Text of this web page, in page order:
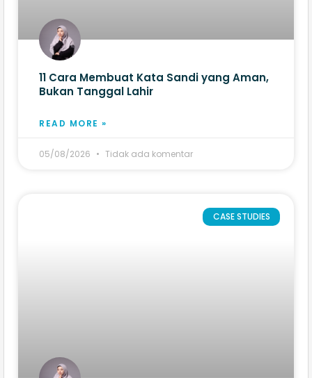
11 Cara Membuat Kata Sandi yang Aman,
Bukan Tanggal Lahir
READ MORE »
05/08/2026 Tidak ada komentar
CASE STUDIES